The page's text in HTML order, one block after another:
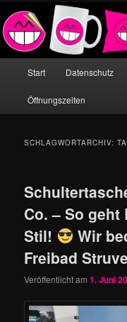
Start Datenschutz
Öffnungszeiten
SCHLAGWORTARCHIV:
Co. – So
Stil!
Wir
Freibad
Veröffentlicht am1. Juni